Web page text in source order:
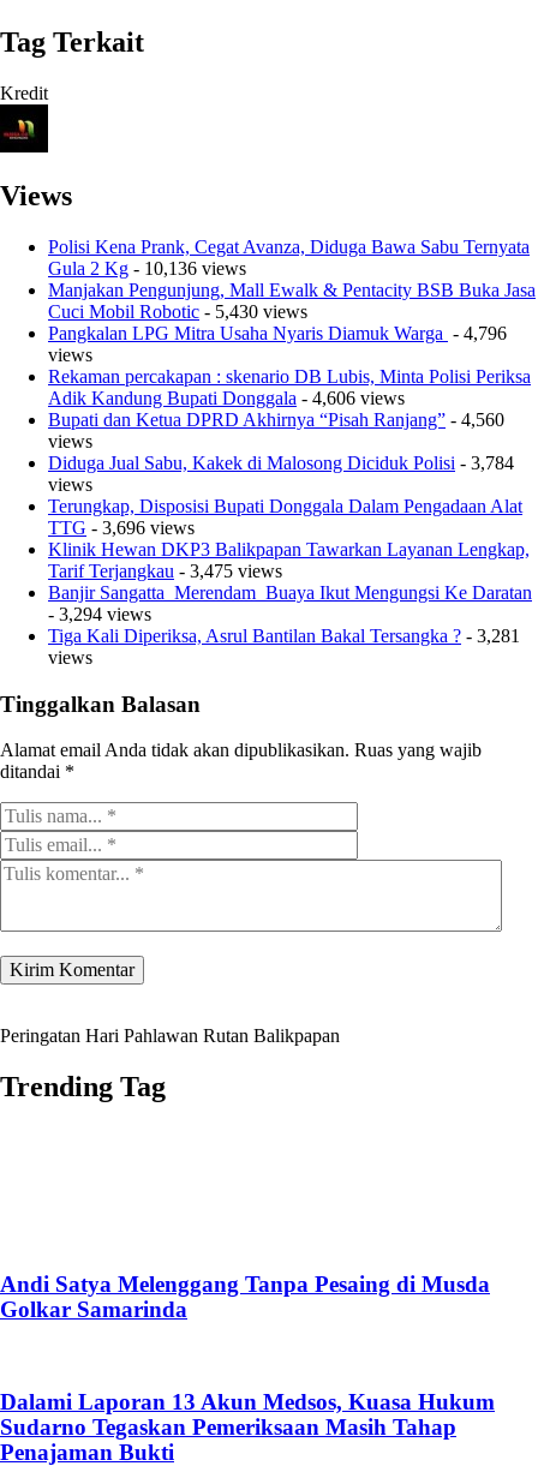
Tag Terkait
Kredit
Views
Polisi Kena Prank, Cegat Avanza, Diduga Bawa Sabu Ternyata
Gula 2 Kg - 10,136 views
Manjakan Pengunjung, Mall Ewalk & Pentacity BSB Buka Jasa
Cuci Mobil Robotic - 5,430 views
Pangkalan LPG Mitra Usaha Nyaris Diamuk Warga - 4,796
views
Rekaman percakapan : skenario DB Lubis, Minta Polisi Periksa
Adik Kandung Bupati Donggala - 4,606 views
Bupati dan Ketua DPRD Akhirnya “Pisah Ranjang” - 4,560
views
Diduga Jual Sabu, Kakek di Malosong Diciduk Polisi - 3,784
views
Terungkap, Disposisi Bupati Donggala Dalam Pengadaan Alat
TTG - 3,696 views
Klinik Hewan DKP3 Balikpapan Tawarkan Layanan Lengkap,
Tarif Terjangkau - 3,475 views
Banjir Sangatta Merendam Buaya Ikut Mengungsi Ke Daratan
- 3,294 views
Tiga Kali Diperiksa, Asrul Bantilan Bakal Tersangka ? - 3,281
views
Tinggalkan Balasan
Alamat email Anda tidak akan dipublikasikan. Ruas yang wajib
ditandai *
Peringatan Hari Pahlawan Rutan Balikpapan
Trending Tag
Andi Satya Melenggang Tanpa Pesaing di Musda
Golkar Samarinda
Dalami Laporan 13 Akun Medsos, Kuasa Hukum
Sudarno Tegaskan Pemeriksaan Masih Tahap
Penajaman Bukti